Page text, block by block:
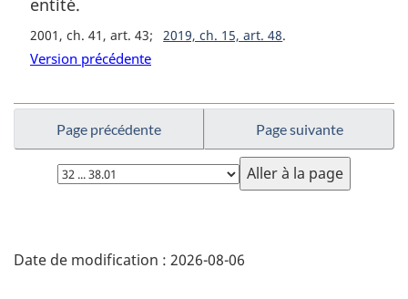
g
i
n
e
entité.
2001, ch. 41, art. 43 2019, ch. 15, art. 48
Version précédente
Page précédente Page suivante
Choisissez
la
é
Date de modification : 2026-08-06